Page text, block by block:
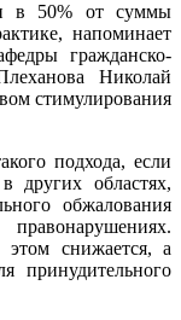
в 50% от суммы
напоминает
гражданско-
Николай
стимулирования
подхода, если
других областях,
обжалования
снижается, а
принудительного